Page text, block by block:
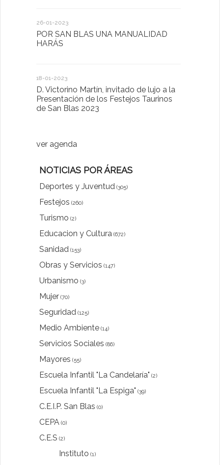
26-01-2023
POR SAN BLAS UNA MANUALIDAD
HARÁS
18-01-2023
D. Victorino Martín, invitado de lujo a la
Presentación de los Festejos Taurinos
de San Blas 2023
ver agenda
NOTICIAS POR ÁREAS
Deportes y Juventud (305)
Festejos (260)
Turismo (2)
Educacion y Cultura (672)
Sanidad (153)
Obras y Servicios (147)
Urbanismo (3)
Mujer (70)
Seguridad (125)
Medio Ambiente (14)
Servicios Sociales (86)
Mayores (55)
Escuela Infantil "La Candelaría" (2)
Escuela Infantil "La Espiga" (39)
C.E.I.P. San Blas (0)
CEPA (0)
C.E.S (2)
Instituto (1)